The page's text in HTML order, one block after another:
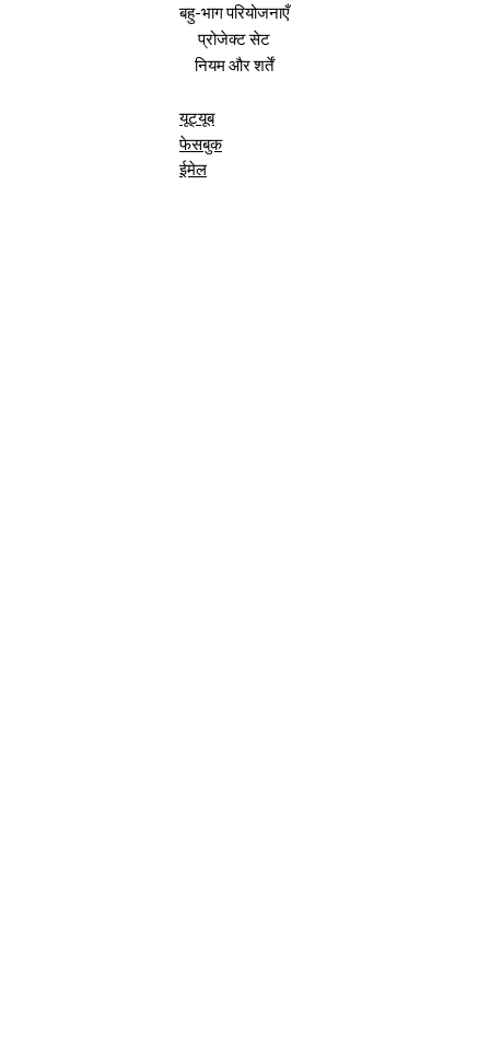
बहु-भाग परियोजनाएँ
प्रोजेक्ट सेट
नियम और शर्तें
यूट्यूब
फेसबुक
ईमेल